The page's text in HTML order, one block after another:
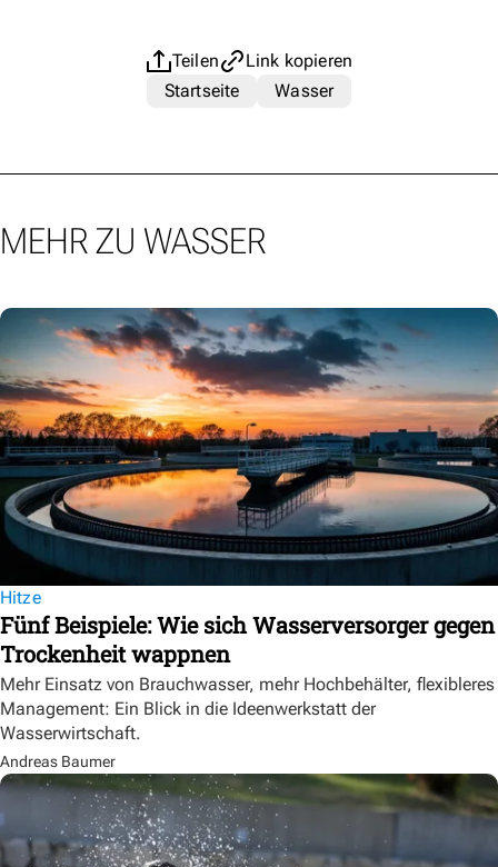
Teilen
Link kopieren
Startseite
Wasser
MEHR ZU WASSER
Hitze
Fünf Beispiele: Wie sich Wasserversorger gegen
Trockenheit wappnen
Mehr Einsatz von Brauchwasser, mehr Hochbehälter, flexibleres
Management: Ein Blick in die Ideenwerkstatt der
Wasserwirtschaft.
Andreas Baumer